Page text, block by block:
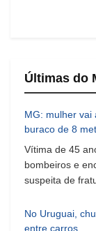
Últimas do
MG: mulher vai
buraco de 8
Vítima de 45
bombeiros e
suspeita de
No Uruguai,
entre carros